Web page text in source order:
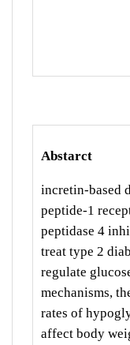
Abstarct
incretin-based
peptide-1
peptidase 4
treat type 2
regulate
mechanisms,
rates of
affect body